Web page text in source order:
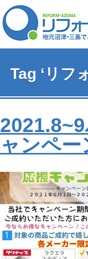
Tag ‘リフ
ャンペー